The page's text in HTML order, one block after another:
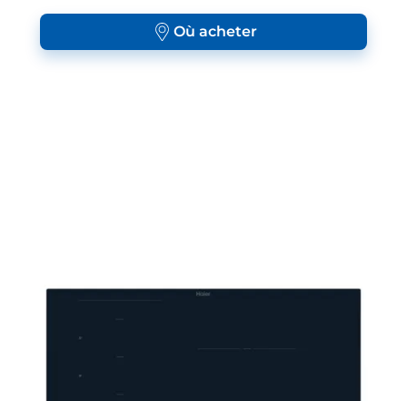
Où acheter